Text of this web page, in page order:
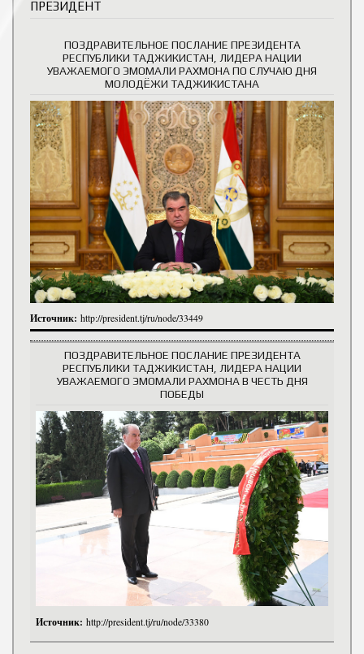
ПРЕЗИДЕНТ
ПОЗДРАВИТЕЛЬНОЕ ПОСЛАНИЕ ПРЕЗИДЕНТА
РЕСПУБЛИКИ ТАДЖИКИСТАН, ЛИДЕРА НАЦИИ
УВАЖАЕМОГО ЭМОМАЛИ РАХМОНА ПО СЛУЧАЮ ДНЯ
МОЛОДЁЖИ ТАДЖИКИСТАНА
Источник: http://president.tj/ru/node/33449
ПОЗДРАВИТЕЛЬНОЕ ПОСЛАНИЕ ПРЕЗИДЕНТА
РЕСПУБЛИКИ ТАДЖИКИСТАН, ЛИДЕРА НАЦИИ
УВАЖАЕМОГО ЭМОМАЛИ РАХМОНА В ЧЕСТЬ ДНЯ
ПОБЕДЫ
Источник: http://president.tj/ru/node/33380